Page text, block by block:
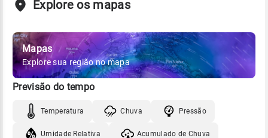
Explore os mapas
Mapas
Explore sua região no mapa
Previsão do tempo
Temperatura Chuva Pressão
Umidade Relativa Acumulado de Chuva